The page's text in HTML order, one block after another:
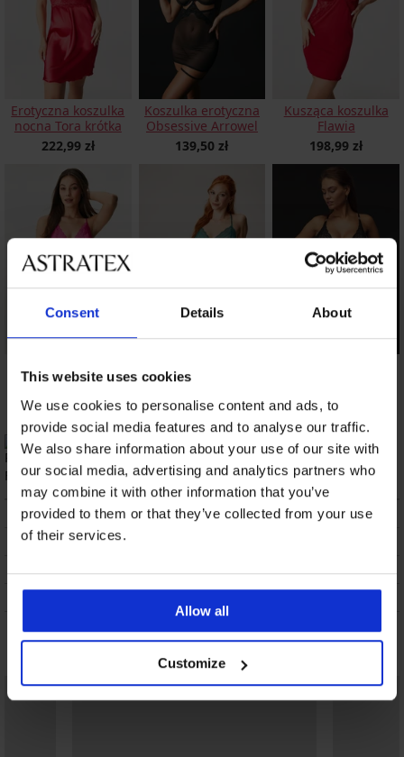
Consent Details About
This website uses cookies
We use cookies to personalise content and ads, to
provide social media features and to analyse our traffic.
We also share information about your use of our site with
our social media, advertising and analytics partners who
may combine it with other information that you’ve
provided to them or that they’ve collected from your use
of their services.
Allow all
Customize
Erotyczna koszulka
nocna Tora krótka
222,99 zł
Koszulka erotyczna
Obsessive Arrowel
139,50 zł
Kusząca koszulka
Flawia
198,99 zł
koszulka nocna
Gabrielle krótka
204,99 zł
nocna DIAMOND
148,50 zł
139,29 zł
Wyprodukowano w Polsce
OPIS
DOSTAWA I PŁATNOŚĆ
WYMIANA
Może Ci się spodobać